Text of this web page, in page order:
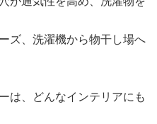
ズ、洗濯機から物干し場へ
は、どんなインテリアにも